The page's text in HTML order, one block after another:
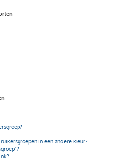
in een andere kleur?